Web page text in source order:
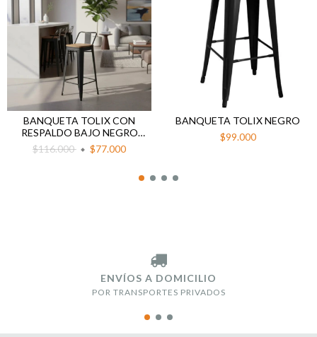
BANQUETA TOLIX CON
RESPALDO BAJO NEGRO
ASIENTO MADERA
$116.000 $77.000
BANQUETA TOLIX NEGRO
$99.000
ENVÍOS A DOMICILIO
POR TRANSPORTES PRIVADOS